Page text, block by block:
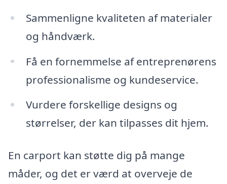
Sammenligne kvaliteten af materialer
og håndværk.
Få en fornemmelse af entreprenørens
professionalisme og kundeservice.
Vurdere forskellige designs og
størrelser, der kan tilpasses dit hjem.
En carport kan støtte dig på mange
måder, og det er værd at overveje de